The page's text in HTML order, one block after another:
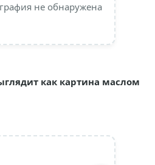
не обнаружена
как картина маслом